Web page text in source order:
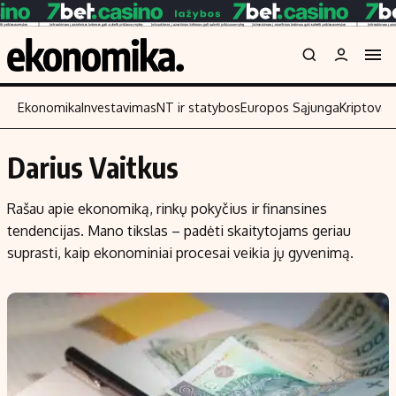
Turinys
Naujienos
Aplinka
Verslas
Energetika
Ekonomika
NT ir statybos
Finansai
Įmonės
Technologijos
Laisvalaikis
EkonomikaInvestavimasNT ir statybosEuropos Sąjunga
Darius Vaitkus
Rašau apie ekonomiką, rinkų pokyčius ir finansines
tendencijas. Mano tikslas – padėti skaitytojams geriau
suprasti, kaip ekonominiai procesai veikia jų gyvenimą.